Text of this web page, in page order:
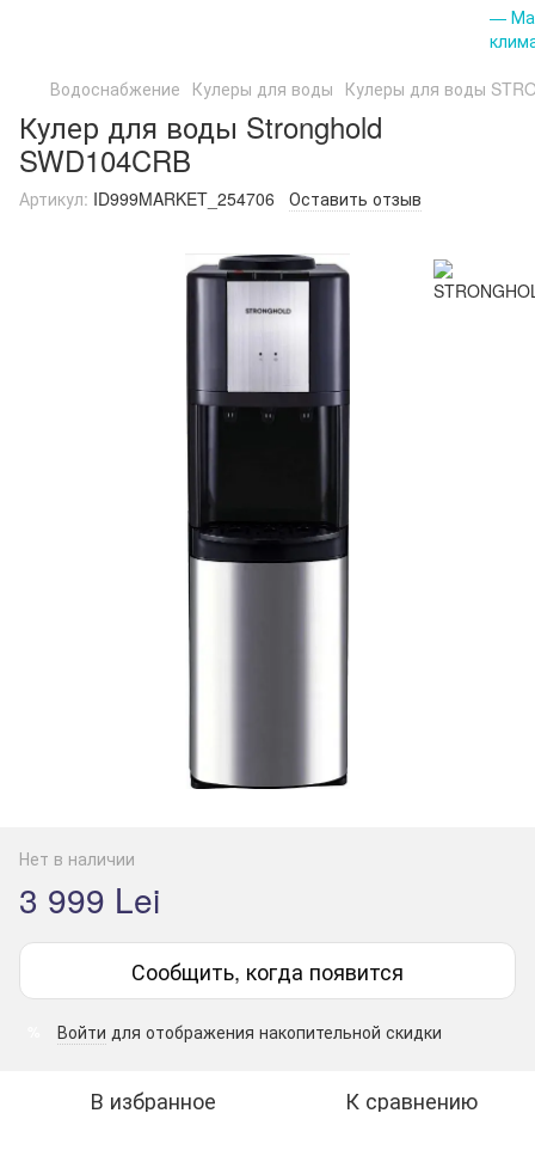
Водоснабжение Кулеры для воды Кулеры для воды
Кулер для воды Stronghold
SWD104CRB
Артикул: ID999MARKET_254706 Оставить отзыв
Нет в наличии
3 999 Lei
Сообщить, когда появится
Войти для отображения накопительной скидки
В избранное К сравнению